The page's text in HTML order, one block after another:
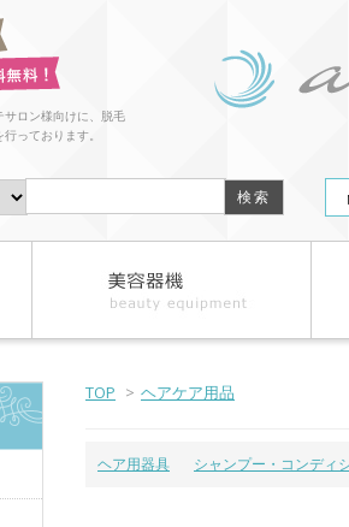
ロン様向けに、脱毛
っております。
TOP > ヘアケア用品
ヘア用器具 シャンプー・コンディ